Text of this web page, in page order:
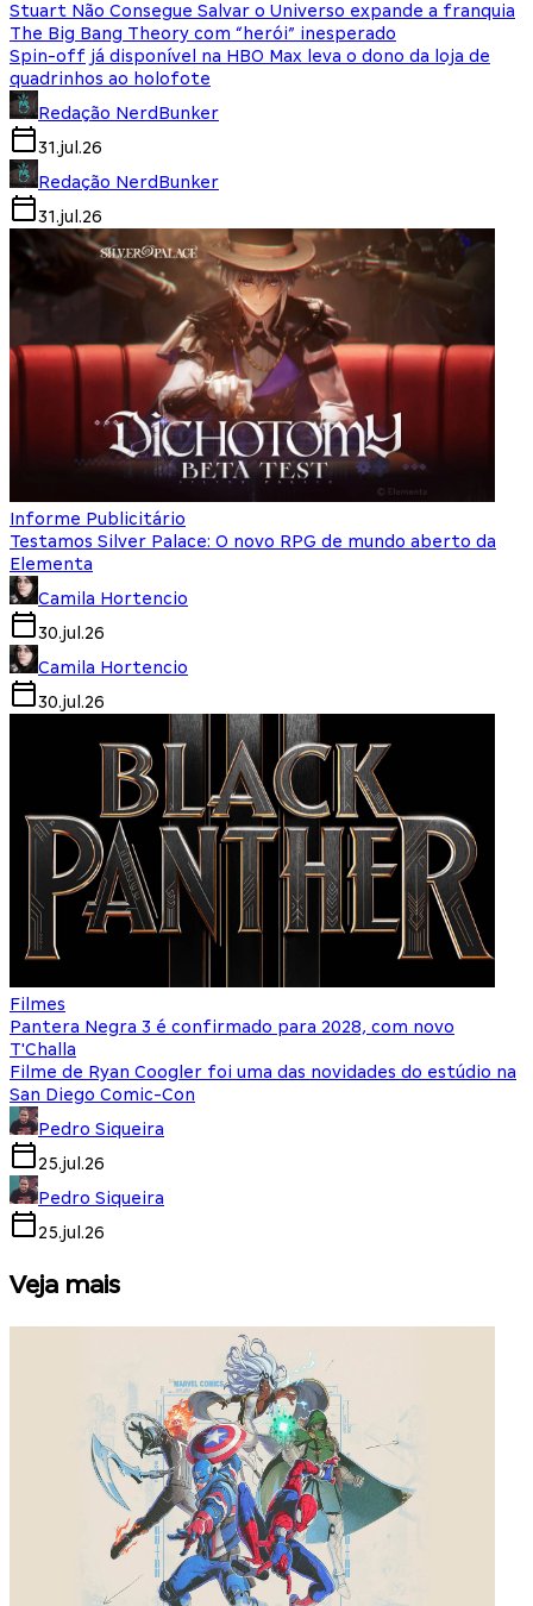
Stuart Não Consegue Salvar o Universo expande a franquia
The Big Bang Theory com “herói” inesperado
Spin-off já disponível na HBO Max leva o dono da loja de
quadrinhos ao holofote
Redação NerdBunker
31.jul.26
Redação NerdBunker
31.jul.26
Informe Publicitário
Testamos Silver Palace: O novo RPG de mundo aberto da
Elementa
Camila Hortencio
30.jul.26
Camila Hortencio
30.jul.26
Filmes
Pantera Negra 3 é confirmado para 2028, com novo
T'Challa
Filme de Ryan Coogler foi uma das novidades do estúdio na
San Diego Comic-Con
Pedro Siqueira
25.jul.26
Pedro Siqueira
25.jul.26
Veja mais